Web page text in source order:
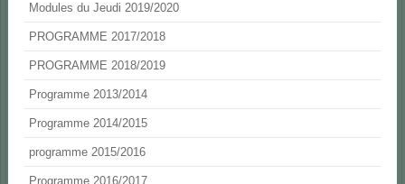
Modules du Jeudi 2019/2020
PROGRAMME 2017/2018
PROGRAMME 2018/2019
Programme 2013/2014
Programme 2014/2015
programme 2015/2016
Programme 2016/2017